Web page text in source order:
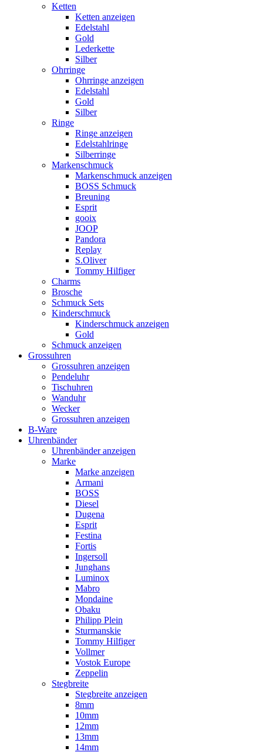
Ketten
Ketten anzeigen
Edelstahl
Gold
Lederkette
Silber
Ohrringe
Ohrringe anzeigen
Edelstahl
Gold
Silber
Ringe
Ringe anzeigen
Edelstahlringe
Silberringe
Markenschmuck
Markenschmuck anzeigen
BOSS Schmuck
Breuning
Esprit
gooix
JOOP
Pandora
Replay
S.Oliver
Tommy Hilfiger
Charms
Brosche
Schmuck Sets
Kinderschmuck
Kinderschmuck anzeigen
Gold
Schmuck anzeigen
Grossuhren
Grossuhren anzeigen
Pendeluhr
Tischuhren
Wanduhr
Wecker
Grossuhren anzeigen
B-Ware
Uhrenbänder
Uhrenbänder anzeigen
Marke
Marke anzeigen
Armani
BOSS
Diesel
Dugena
Esprit
Festina
Fortis
Ingersoll
Junghans
Luminox
Mabro
Mondaine
Obaku
Philipp Plein
Sturmanskie
Tommy Hilfiger
Vollmer
Vostok Europe
Zeppelin
Stegbreite
Stegbreite anzeigen
8mm
10mm
12mm
13mm
14mm